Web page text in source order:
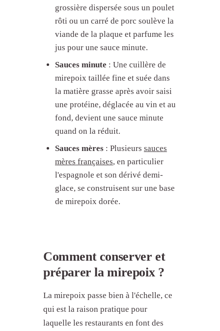
grossière dispersée sous un poulet
rôti ou un carré de porc soulève la
viande de la plaque et parfume les
jus pour une sauce minute.
Sauces minute : Une cuillère de
mirepoix taillée fine et suée dans
la matière grasse après avoir saisi
une protéine, déglacée au vin et au
fond, devient une sauce minute
quand on la réduit.
Sauces mères : Plusieurs sauces
mères françaises, en particulier
l'espagnole et son dérivé demi-
glace, se construisent sur une base
de mirepoix dorée.
Comment conserver et
préparer la mirepoix ?
La mirepoix passe bien à l'échelle, ce
qui est la raison pratique pour
laquelle les restaurants en font des